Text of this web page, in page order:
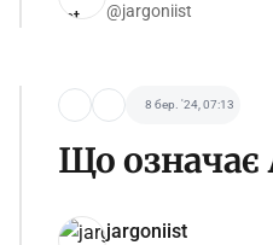
@jargoniist
8 бер. '24, 07:13
Що означає
jargoniist